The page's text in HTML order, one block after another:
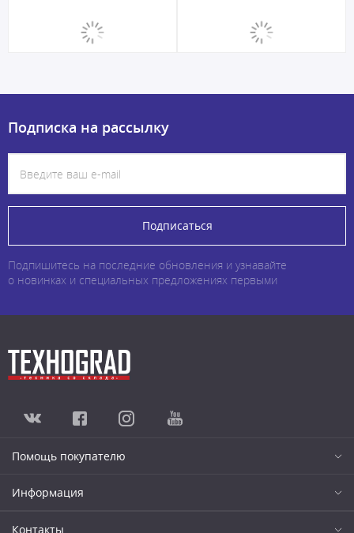
Подписка на рассылку
Подписаться
Подпишитесь на последние обновления и узнавайте
о новинках и специальных предложениях первыми
Помощь покупателю
Информация
Контакты